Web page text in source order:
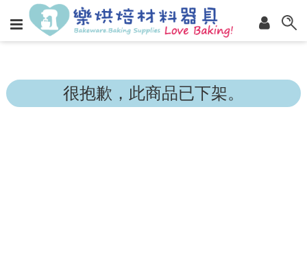
很抱歉，此商品已下架。